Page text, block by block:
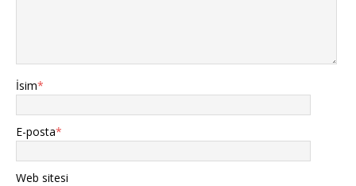
İsim*
E-posta*
Web sitesi